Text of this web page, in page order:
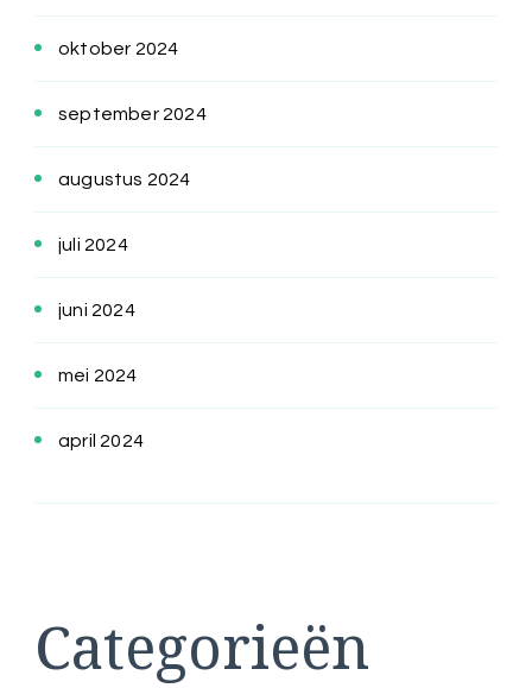
oktober 2024
september 2024
augustus 2024
juli 2024
juni 2024
mei 2024
april 2024
Categorieën